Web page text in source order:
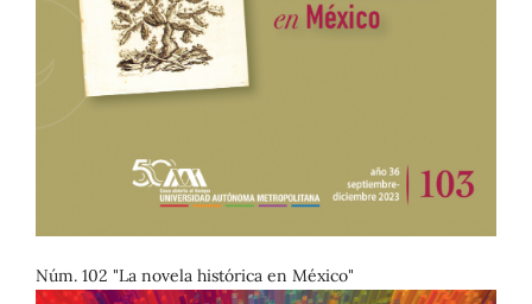
Núm. 102 "La novela histórica en México"